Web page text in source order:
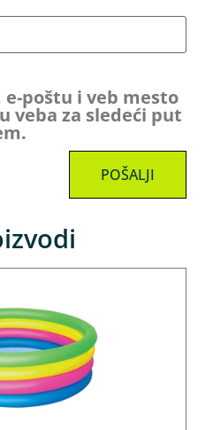
e-poštu i veb mesto
veba za sledeći put